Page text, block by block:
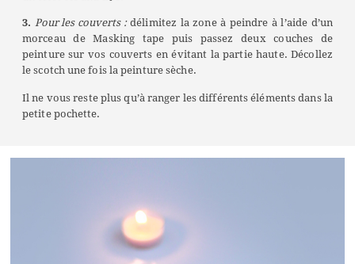
3. Pour les couverts :délimitez la zone à peindre à l’aide d’un
morceau de Masking tape puis passez deux couches de
peinture sur vos couverts en évitant la partie haute. Décollez
le scotch une fois la peinture sèche.
Il ne vous reste plus qu’à ranger les différents éléments dans la
petite pochette.